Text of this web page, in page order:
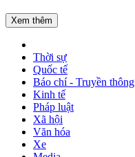
Xem thêm
Thời sự
Quốc tế
Báo chí - Truyền thông
Kinh tế
Pháp luật
Xã hội
Văn hóa
Xe